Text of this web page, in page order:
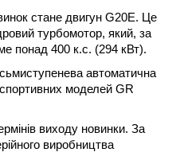
стане двигун G20E. Це
турбомотор, який, за
понад 400 к.с. (294 кВт).
автоматична
моделей GR
виходу новинки. За
виробництва